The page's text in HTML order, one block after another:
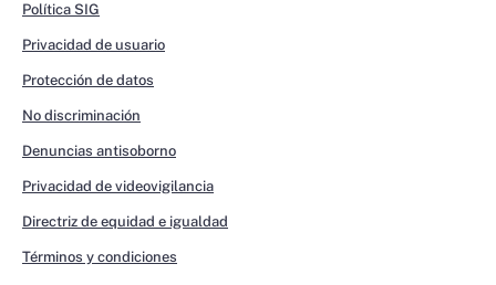
Política SIG
Privacidad de usuario
Protección de datos
No discriminación
Denuncias antisoborno
Privacidad de videovigilancia
Directriz de equidad e igualdad
Términos y condiciones